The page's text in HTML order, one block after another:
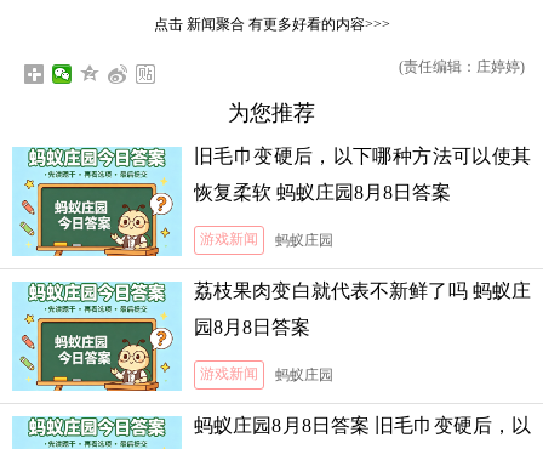
点击 新闻聚合有更多好看的内容>>>
(责任编辑：庄婷婷)
为您推荐
旧毛巾变硬后，以下哪种方法可以使其
恢复柔软 蚂蚁庄园8月8日答案
游戏新闻 蚂蚁庄园
荔枝果肉变白就代表不新鲜了吗 蚂蚁庄
园8月8日答案
游戏新闻 蚂蚁庄园
蚂蚁庄园8月8日答案 旧毛巾变硬后，以